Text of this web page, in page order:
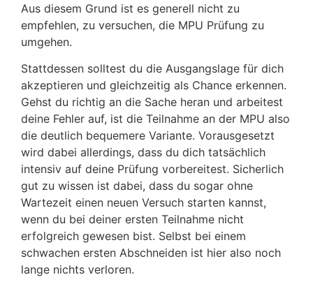
Aus diesem Grund ist es generell nicht zu
empfehlen, zu versuchen, die MPU Prüfung zu
umgehen.
Stattdessen solltest du die Ausgangslage für dich
akzeptieren und gleichzeitig als Chance erkennen.
Gehst du richtig an die Sache heran und arbeitest
deine Fehler auf, ist die Teilnahme an der MPU also
die deutlich bequemere Variante. Vorausgesetzt
wird dabei allerdings, dass du dich tatsächlich
intensiv auf deine Prüfung vorbereitest. Sicherlich
gut zu wissen ist dabei, dass du sogar ohne
Wartezeit einen neuen Versuch starten kannst,
wenn du bei deiner ersten Teilnahme nicht
erfolgreich gewesen bist. Selbst bei einem
schwachen ersten Abschneiden ist hier also noch
lange nichts verloren.